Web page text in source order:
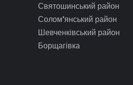
Святошинський район
Солом’янський район
Шевченківський район
Борщагівка